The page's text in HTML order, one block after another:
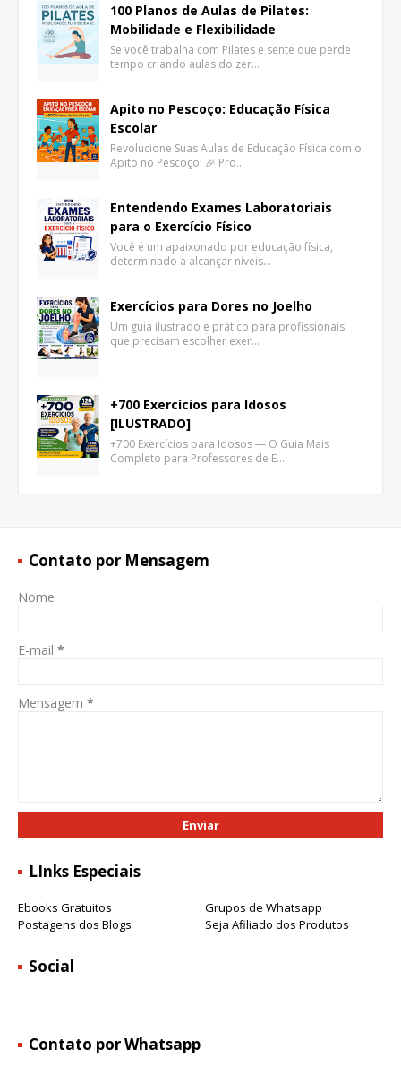
100 Planos de Aulas de Pilates:
Mobilidade e Flexibilidade
Se você trabalha com Pilates e sente que perde
tempo criando aulas do zer…
Apito no Pescoço: Educação Física
Escolar
Revolucione Suas Aulas de Educação Física com o
Apito no Pescoço! 🎉 Pro…
Entendendo Exames Laboratoriais
para o Exercício Físico
Você é um apaixonado por educação física,
determinado a alcançar níveis…
Exercícios para Dores no Joelho
Um guia ilustrado e prático para profissionais
que precisam escolher exer…
+700 Exercícios para Idosos
[ILUSTRADO]
+700 Exercícios para Idosos — O Guia Mais
Completo para Professores de E…
Contato por Mensagem
Nome
E-mail *
Mensagem *
LInks Especiais
Ebooks Gratuitos
Grupos de Whatsapp
Postagens dos Blogs
Seja Afiliado dos Produtos
Social
Contato por Whatsapp